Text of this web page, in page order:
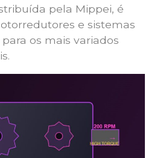
pela Mippei, é
e sistemas
os mais variados